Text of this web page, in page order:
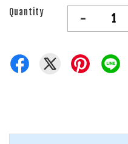
Quantity -